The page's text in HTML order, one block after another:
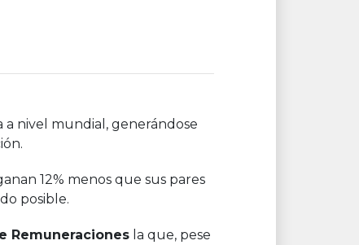
nivel mundial, generándose
12% menos que sus pares
posible.
Remuneraciones la que, pese